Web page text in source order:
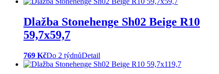
Dlažba Stonehenge Sh02 Beige R10
59,7x59,7
769 KčDo 2 týdnůDetail